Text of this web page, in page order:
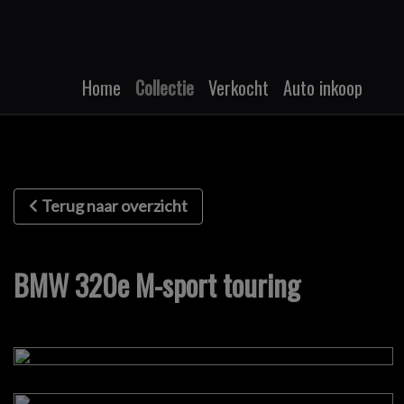
Home Collectie Verkocht Auto inkoop
Terug naar overzicht
BMW 320e M-sport touring